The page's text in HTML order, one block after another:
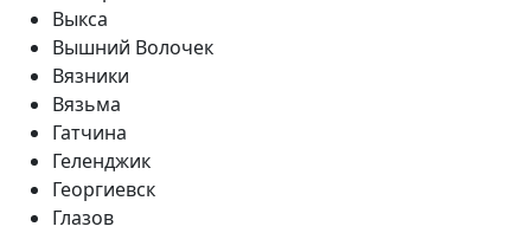
Выкса
Вышний Волочек
Вязники
Вязьма
Гатчина
Геленджик
Георгиевск
Глазов